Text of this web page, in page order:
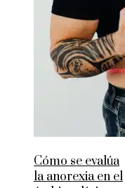
Cómo se evalúa
la anorexia en el